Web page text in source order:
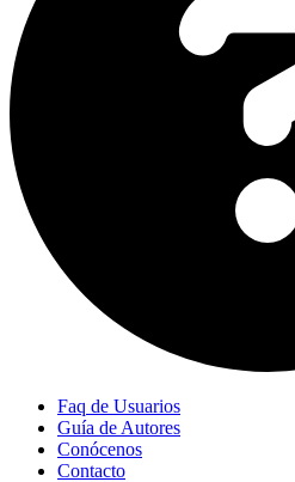
Faq de Usuarios
Guía de Autores
Conócenos
Contacto